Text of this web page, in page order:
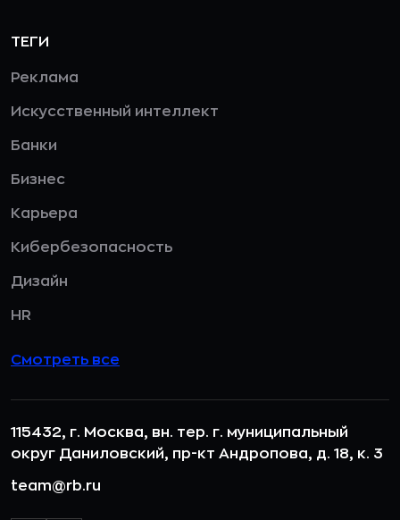
ТЕГИ
Реклама
Искусственный интеллект
Банки
Бизнес
Карьера
Кибербезопасность
Дизайн
HR
Смотреть все
115432, г. Москва, вн. тер. г. муниципальный
округ Даниловский, пр-кт Андропова, д. 18, к. 3
team@rb.ru